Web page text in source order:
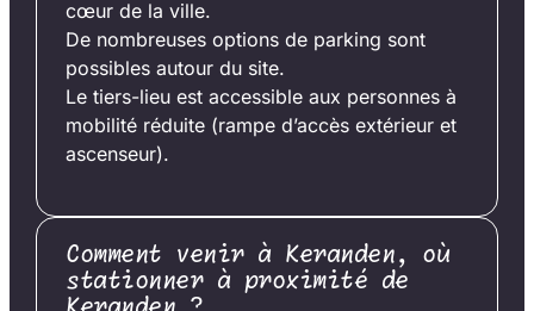
cœur de la ville.
De nombreuses options de parking sont
possibles autour du site.
Le tiers-lieu est accessible aux personnes à
mobilité réduite (rampe d’accès extérieur et
ascenseur).
Comment venir à Keranden, où
stationner à proximité de